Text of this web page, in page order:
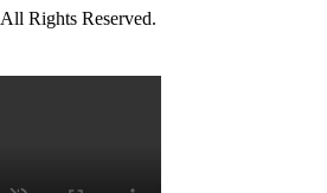
All Rights Reserved.